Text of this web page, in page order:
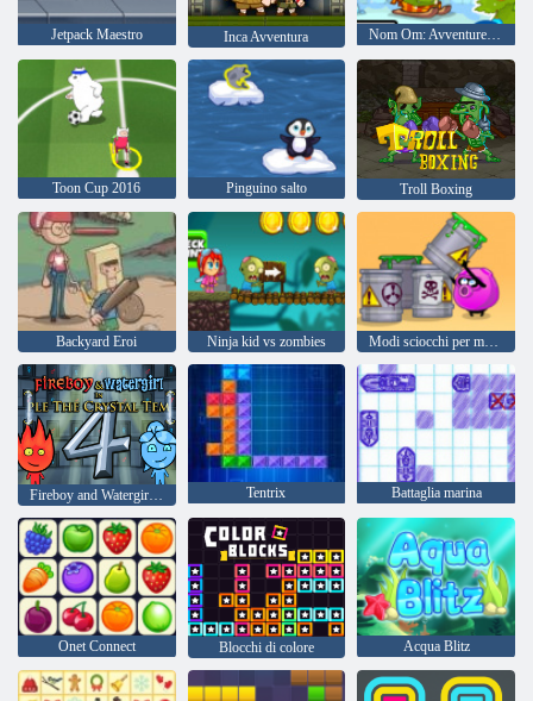
Jetpack Maestro Inca Avventura Nom Om: Avventure invernali
Toon Cup 2016 Pinguino salto Troll Boxing
Backyard Eroi Ninja kid vs zombies Modi sciocchi per morire 2
Tentrix Battaglia marina
Onet Connect Blocchi di colore Acqua Blitz